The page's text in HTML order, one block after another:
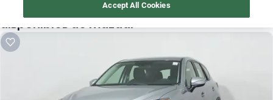
¡Descubre otros modelos que tenemos
disponibles de mazda!
Accept All Cookies